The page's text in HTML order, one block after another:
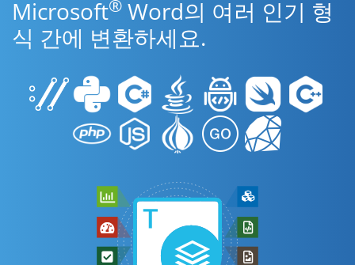
Microsoft® Word의 여러 인기 형
식 간에 변환하세요.